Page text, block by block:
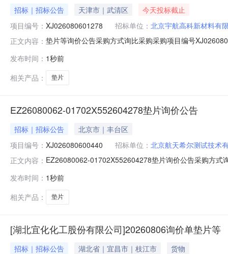
招标｜招标公告 天津市｜武清区
今天投标截止
项目编号： XJ026080601278 招标单位： 北京宇航高科新材料有
正文内容： 垫片等询价公告采购方式询比采购采购项目编号
发布时间： 1秒前
相关产品：
垫片
EZ26080062-01702X552604278垫片询价公告
招标｜招标公告
北京市｜丰台区
项目编号： XJ026080600440 招标单位： 北京航天希尔测试技术
正文内容： EZ26080062-01702X552604278垫片询价公告采购方
付款
发布时间： 1秒前
相关产品：
垫片
[湖北宜化化工股份有限公司]20260806询价单垫片等
招标｜招标公告 湖北省｜宜昌市｜枝江市
货物